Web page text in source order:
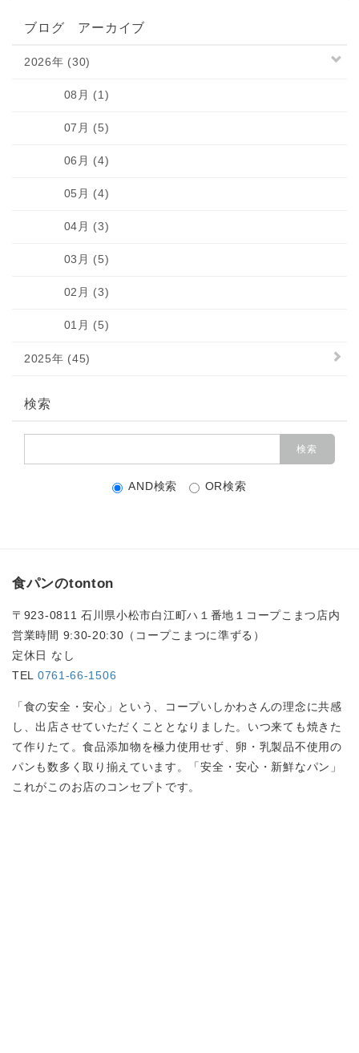
ブログ アーカイブ
2026年 (30)
08月 (1)
07月 (5)
06月 (4)
05月 (4)
04月 (3)
03月 (5)
02月 (3)
01月 (5)
2025年 (45)
検索
AND検索 OR検索
食パンのtonton
〒923-0811 石川県小松市白江町ハ１番地１コープこまつ店内
営業時間 9:30-20:30（コープこまつに準ずる）
定休日 なし
TEL 0761-66-1506
「食の安全・安心」という、コープいしかわさんの理念に共感
し、出店させていただくこととなりました。いつ来ても焼きた
て作りたて。食品添加物を極力使用せず、卵・乳製品不使用の
パンも数多く取り揃えています。「安全・安心・新鮮なパン」
これがこのお店のコンセプトです。